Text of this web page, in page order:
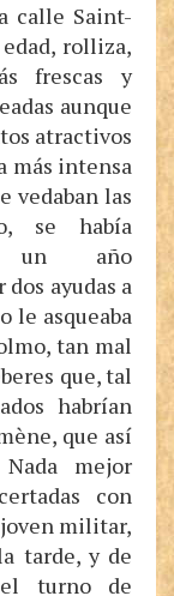
calle Saint-
rolliza,
frescas y
aunque
atractivos
más intensa
vedaban las
se había
un año
ayudas a
le asqueaba
tan mal
que, tal
habrían
que así
mejor
con
joven militar,
tarde, y de
turno de